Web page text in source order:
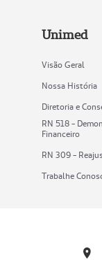
Unimed
Visão Geral
Nossa História
Diretoria e
RN 518 -
Financeiro
RN 309 -
Trabalhe